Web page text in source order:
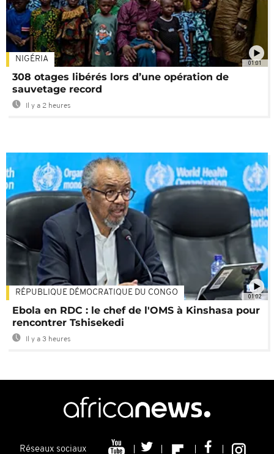
01:01
NIGÉRIA
308 otages libérés lors d’une opération de
sauvetage record
Il y a 2 heures
01:02
RÉPUBLIQUE DÉMOCRATIQUE DU CONGO
Ebola en RDC : le chef de l'OMS à Kinshasa pour
rencontrer Tshisekedi
Il y a 3 heures
Réseaux sociaux